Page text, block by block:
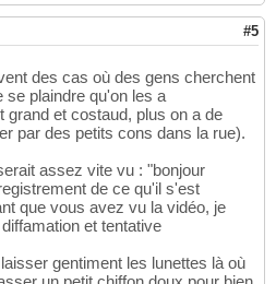
#5
des cas où des gens cherchent
se plaindre qu'on les a
grand et costaud, plus on a de
par des petits cons dans la rue).
assez vite vu : "bonjour
de ce qu'il s'est
que vous avez vu la vidéo, je
et tentative
gentiment les lunettes là où